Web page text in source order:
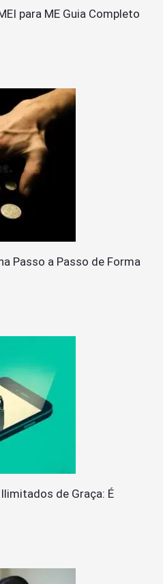
para ME Guia Completo
Passo a Passo de Forma
de Graça: É